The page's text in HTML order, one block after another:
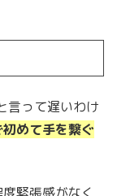
言って遅いわけ
めて手を繋ぐ